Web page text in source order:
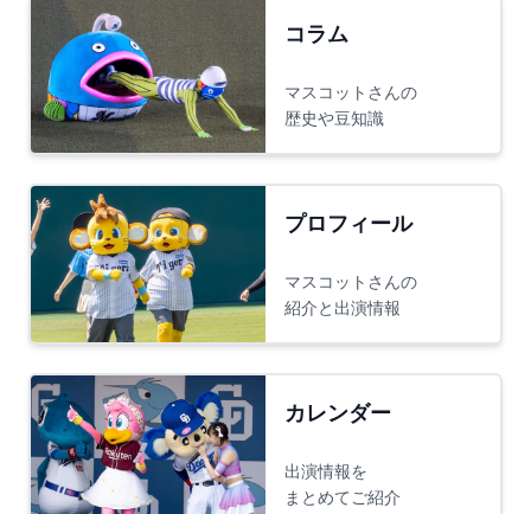
コラム
マスコットさんの
歴史や豆知識
プロフィール
マスコットさんの
紹介と出演情報
カレンダー
出演情報を
まとめてご紹介